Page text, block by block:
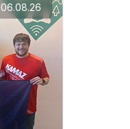
06.08.26